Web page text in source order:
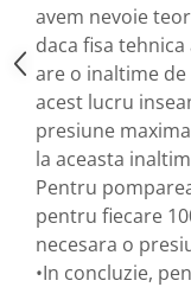
avem nevoie
daca fisa
are o inaltime
acest lucru
presiune
la aceasta
Pentru
pentru fiecare
necesara o
•In concluzie,